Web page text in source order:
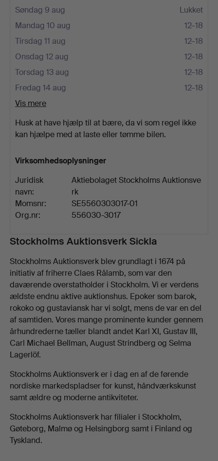
Søndag 9 aug
Lukket
Mandag 10 aug
12–18
Tirsdag 11 aug
12–18
Onsdag 12 aug
12–18
Torsdag 13 aug
12–18
Fredag 14 aug
12–18
Vis mere
Husk at have hjælp til at bære, da vi som regel ikke
kan hjælpe med at laste eller tømme bilen.
Virksomhedsoplysninger
Juridisk
navn:
Aktiebolaget Stockholms Auktionsve
rk
Momsnr:
SE5560303017-01
Org.nr:
556030-3017
Beskrivelse
Stockholms Auktionsverk Sickla
Stockholms Auktionsverk blev grundlagt i 1674 på
initiativ af friherre Claes Rålamb, som var den
daværende overstatholder i Stockholm. Vi er verdens
ældste endnu aktive auktionshus. Epoker som barok,
rokoko og gustaviansk har vi solgt, mens de var en del
af samtiden. Vores mange prominente kunder gennem
århundrederne tæller blandt andet Karl XI, Gustav III,
Carl Michael Bellman, August Strindberg og Selma
Lagerlöf.
Stockholms Auktionsverk er i dag en af de førende
nordiske markedspladser for kunst, håndværkskunst
samt ældre og moderne antikviteter.
Stockholms Auktionsverk har filialer i Stockholm,
Gøteborg, Malmø og Helsingborg samt i Finland og
Tyskland.